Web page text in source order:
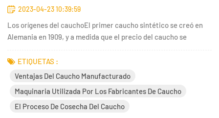
2023-04-23 10:39:59
Los orígenes del cauchoEl primer caucho sintético se creó en
Alemania en 1909, y a medida que el precio del caucho se
Guerra Mundial como en los años subsiguientes. Finalmente, el
uso del caucho sintético se generalizó durante la Segund...
ETIQUETAS :
Ventajas Del Caucho Manufacturado
Maquinaria Utilizada Por Los Fabricantes De Caucho
El Proceso De Cosecha Del Caucho